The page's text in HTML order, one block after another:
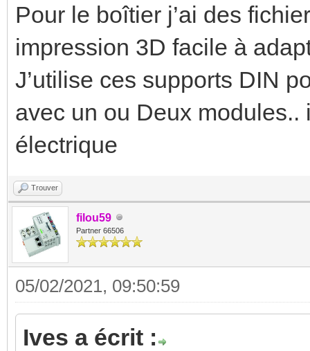
Pour le boîtier j’ai des
impression 3D facile à
J’utilise ces supports DIN
avec un ou Deux modules..
électrique
Trouver
filou59
Partner 66506
05/02/2021, 09:50:59
Ives a écrit :